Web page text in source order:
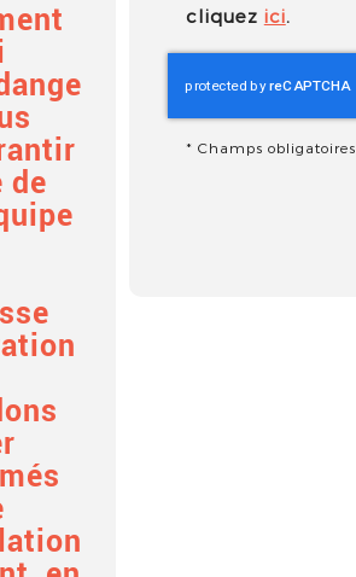
de
cliquez ici.
* Champs obligatoires